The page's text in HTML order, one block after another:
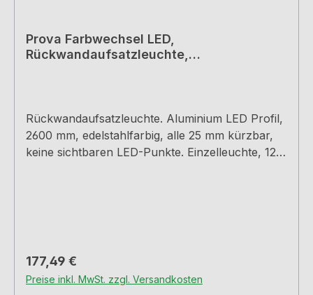
Prova Farbwechsel LED,
Rückwandaufsatzleuchte,
Rückwandaufsatzleuchte. Aluminium LED Profil,
2600 mm, edelstahlfarbig, alle 25 mm kürzbar,
keine sichtbaren LED-Punkte. Einzelleuchte, 12
Produkt enthält eine Lichtquelle der
Energieeffizienzklasse GDas Zubehör, wie
Konverter, Fernbedienung etc. finden Sie unten.
Regulärer Preis:
177,49 €
Preise inkl. MwSt. zzgl. Versandkosten